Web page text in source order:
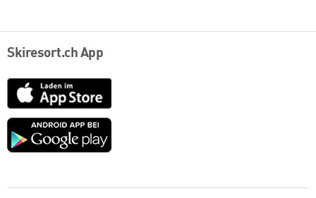
Skiresort.ch App
App
Store
Google